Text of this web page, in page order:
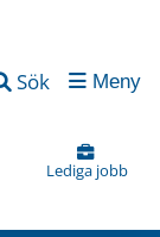
Sök Meny
Lediga jobb